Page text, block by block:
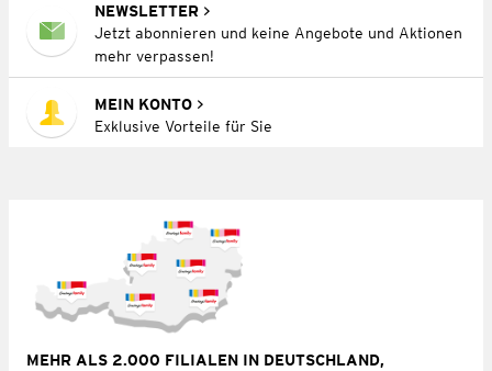
NEWSLETTER
Jetzt abonnieren und keine Angebote und Aktionen
mehr verpassen!
MEIN KONTO
Exklusive Vorteile für Sie
MEHR ALS 2.000 FILIALEN IN DEUTSCHLAND,